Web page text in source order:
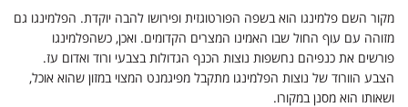
מקור השם פלמינגו הוא בשפה הפורטוגזית ופירושו להבה יוקדת. הפלמינגו גם
מזוהה עם עוף החול שבו האמינו המצרים הקדומים. ואכן, כשהפלמינגו
פורשים את כנפיהם נחשפות נוצות הכנף הגדולות בצבעי ורוד ואדום עז.
הצבע הוורוד של נוצות הפלמינגו מתקבל מפיגמנט המצוי במזון שהוא אוכל,
ושאותו הוא מסנן במקורו.